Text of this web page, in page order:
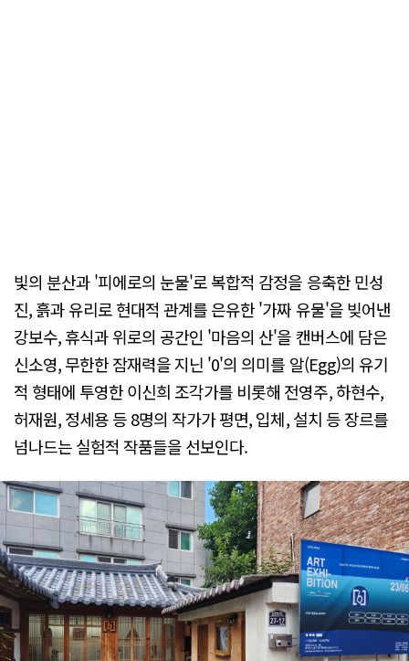
빛의 분산과 '피에로의 눈물'로 복합적 감정을 응축한 민성
진, 흙과 유리로 현대적 관계를 은유한 '가짜 유물'을 빚어낸
강보수, 휴식과 위로의 공간인 '마음의 산'을 캔버스에 담은
신소영, 무한한 잠재력을 지닌 '0'의 의미를 알(Egg)의 유기
적 형태에 투영한 이신희 조각가를 비롯해 전영주, 하현수,
허재원, 정세용 등 8명의 작가가 평면, 입체, 설치 등 장르를
넘나드는 실험적 작품들을 선보인다.